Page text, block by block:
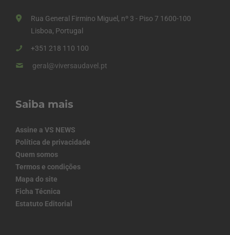
Rua General Firmino Miguel, nº 3 - Piso 7 1600-100
Lisboa, Portugal
+351 218 110 100
geral@viversaudavel.pt
Saiba mais
Assine a VS NEWS
Política de privacidade
Quem somos
Termos e condições
Mapa do site
Ficha Técnica
Estatuto Editorial